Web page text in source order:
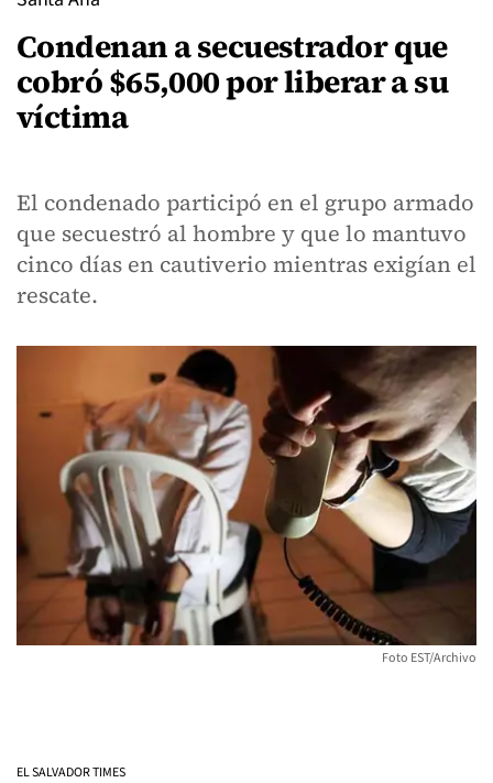
Condenan a secuestrador que
cobró $65,000 por liberar a su
víctima
El condenado participó en el grupo armado
que secuestró al hombre y que lo mantuvo
cinco días en cautiverio mientras exigían el
rescate.
Foto EST/Archivo
EL SALVADOR TIMES